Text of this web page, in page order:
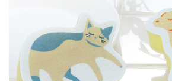
お問い合わせフォーム